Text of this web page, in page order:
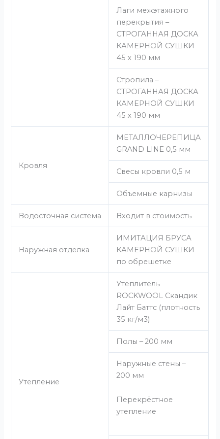
Лаги межэтажного
перекрытия –
СТРОГАННАЯ ДОСКА
КАМЕРНОЙ СУШКИ
45 х 190 мм
Стропила –
СТРОГАННАЯ ДОСКА
КАМЕРНОЙ СУШКИ
45 х 190 мм
Кровля
МЕТАЛЛОЧЕРЕПИЦА
GRAND LINE 0,5 мм
Свесы кровли 0,5 м
Объемные карнизы
Водосточная система Входит в стоимость
Наружная отделка
ИМИТАЦИЯ БРУСА
КАМЕРНОЙ СУШКИ
по обрешетке
Утепление
Утеплитель
ROCKWOOL Скандик
Лайт Баттс (плотность
35 кг/м3)
Полы – 200 мм
Наружные стены –
200 мм
Перекрёстное
утепление